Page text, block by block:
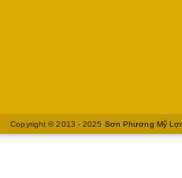
Copyright © 2013 - 2025 Sơn Phương Mỹ Lợi